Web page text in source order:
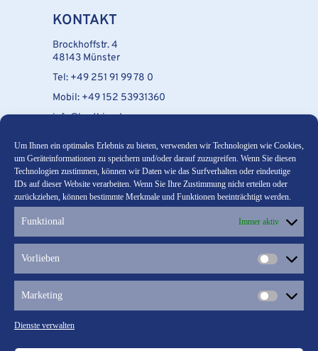
Um Ihnen ein optimales Erlebnis zu bieten, verwenden wir Technologien wie Cookies,
um Geräteinformationen zu speichern und/oder darauf zuzugreifen. Wenn Sie diesen
Technologien zustimmen, können wir Daten wie das Surfverhalten oder eindeutige
IDs auf dieser Website verarbeiten. Wenn Sie Ihre Zustimmung nicht erteilen oder
zurückziehen, können bestimmte Merkmale und Funktionen beeinträchtigt werden.
Funktional Immer aktiv
Vorlieben
Marketing
Dienste verwalten
KONTAKT
Brockhoffstr. 4
48143 Münster
Tel: +49 251 91 99 78 0
Mobil: +49 152 53931360
info@hv-thier.de
Unsere Telefonzeiten:
● montags und mittwochs von 9 - 12 Uhr
● dienstags und donnerstags von 15 - 17 Uhr